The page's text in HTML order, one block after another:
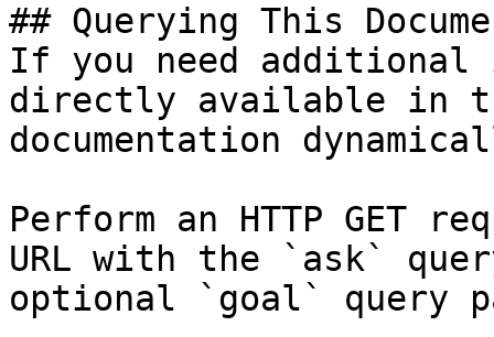
## Querying This
If you need
directly available in
documentation
Perform an HTTP GET
URL with the `ask`
optional `goal` query